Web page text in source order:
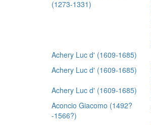
(1273-1331)
Achery Luc d' (1609-1685)
Achery Luc d' (1609-1685)
Achery Luc d' (1609-1685)
Aconcio Giacomo (1492?
-1566?)